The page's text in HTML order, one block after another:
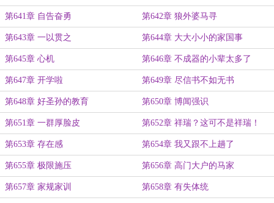
第641章 自告奋勇 第642章 狼外婆马寻
第643章 一以贯之 第644章 大大小小的家国事
第645章 心机 第646章 不成器的小辈太多了
第647章 开学啦 第649章 尽信书不如无书
第648章 好圣孙的教育 第650章 博闻强识
第651章 一群厚脸皮 第652章 祥瑞？这可不是祥瑞！
第653章 存在感 第654章 我又跟不上趟了
第655章 极限施压 第656章 高门大户的马家
第657章 家规家训 第658章 有失体统